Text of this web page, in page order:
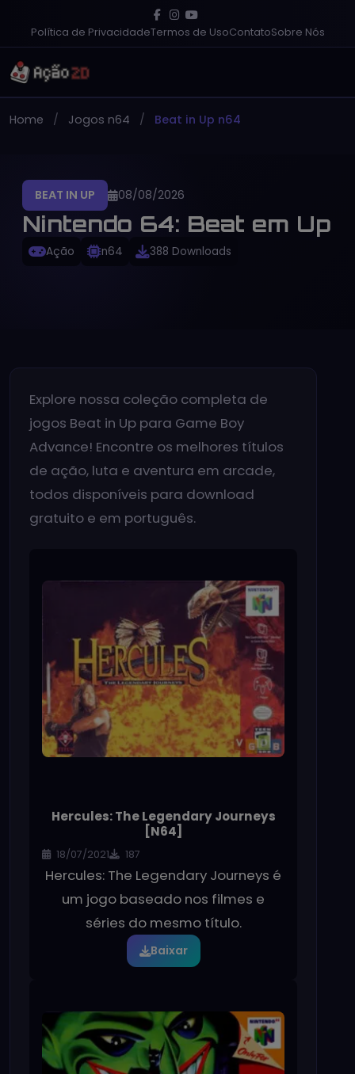
Política de PrivacidadeTermos de UsoContatoSobre Nós
Home Jogos n64 Beat in Up n64
BEAT IN UP 08/08/2026
Nintendo 64: Beat em Up
Ação n64 388 Downloads
Explore nossa coleção completa de
jogos Beat in Up para Game Boy
Advance! Encontre os melhores títulos
de ação, luta e aventura em arcade,
todos disponíveis para download
gratuito e em português.
Hercules: The Legendary Journeys
[N64]
18/07/2021 187
Hercules: The Legendary Journeys é
um jogo baseado nos filmes e
séries do mesmo título.
Baixar